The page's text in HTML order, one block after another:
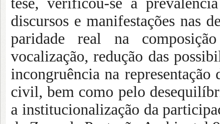
discursos e manifestações nas
paridade real na
vocalização, redução das
incongruência na representação
civil, bem como pelo
a institucionalização da